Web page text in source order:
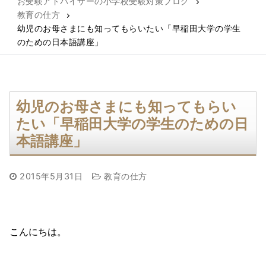
検索:
教育の仕方
幼児のお母さまにも知ってもらいたい「早稲田大学の学生
のための日本語講座」
幼児のお母さまにも知ってもらい
たい「早稲田大学の学生のための日
本語講座」
2015年5月31日 教育の仕方
こんにちは。